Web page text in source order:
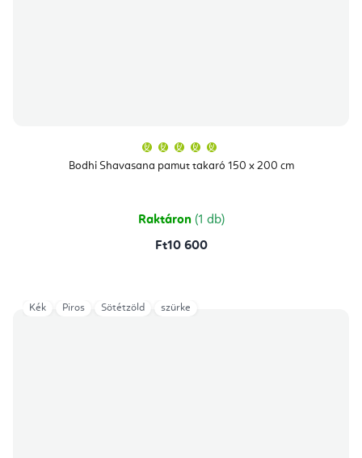
Bodhi Shavasana pamut takaró 150 x 200 cm
átlagos
értékelése
csillag.
Raktáron (1 db)
Ft10 600
Kék Piros Sötétzöld szürke